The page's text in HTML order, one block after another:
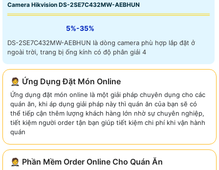
Camera Hikvision DS-2SE7C432MW-AEBHUN
5%-35%
DS-2SE7C432MW-AEBHUN là dòng camera phù hợp lắp đặt ở
ngoài trời, trang bị ống kính có độ phân giải 4
🤵 Ứng Dụng Đặt Món Online
Ứng dụng đặt món online là một giải pháp chuyên dụng cho các
quán ăn, khi áp dụng giải pháp này thì quán ăn của bạn sẽ có
thể tiếp cận thêm lượng khách hàng lớn nhờ sự chuyên nghiệp,
tiết kiệm người order tận bạn giúp tiết kiệm chi phí khi vận hành
quán
🤵 Phần Mềm Order Online Cho Quán Ăn